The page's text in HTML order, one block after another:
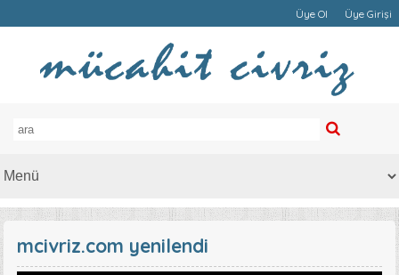
Üye Ol Üye Girişi
mcivriz.com yenilendi